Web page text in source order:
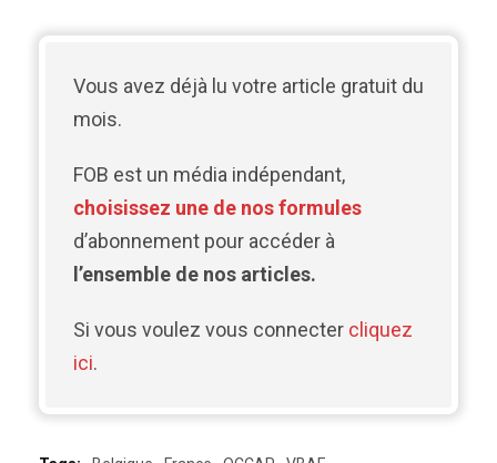
Vous avez déjà lu votre article gratuit du
mois.
FOB est un média indépendant,
choisissez une de nos formules
d’abonnement pour accéder à
l’ensemble de nos articles.
Si vous voulez vous connecter cliquez
ici.